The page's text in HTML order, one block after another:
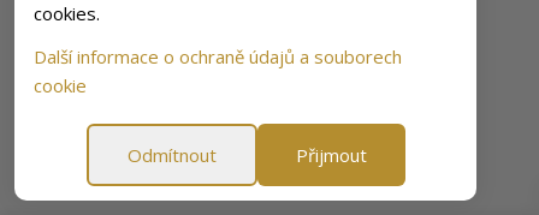
cookies.
Další informace o ochraně údajů a souborech
cookie
Odmítnout Přijmout